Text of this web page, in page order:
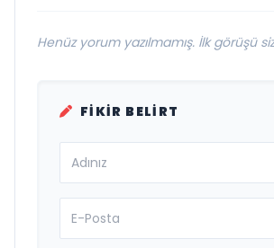
Henüz yorum yazılmamış. İlk görüşü
FIKIR BELIRT